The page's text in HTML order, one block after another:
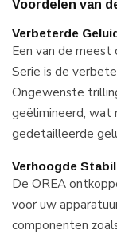
Voordelen van
Verbeterde
Een van de
Serie is de
Ongewenste
geëlimineerd, wat
gedetailleerde
Verhoogde
De OREA
voor uw
componenten